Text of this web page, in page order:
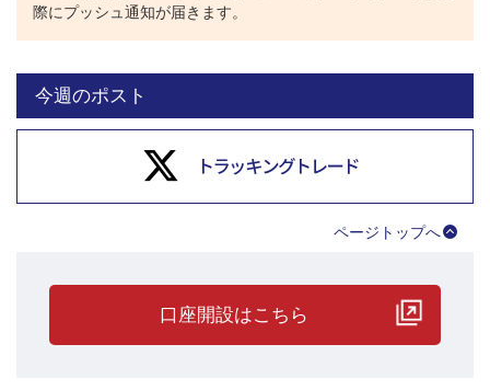
際にプッシュ通知が届きます。
今週のポスト
ページトップへ
口座開設はこちら